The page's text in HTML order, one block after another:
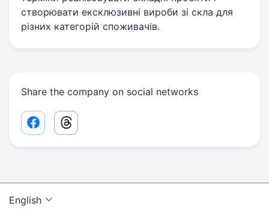
створювати ексклюзивні вироби зі скла для
різних категорій споживачів.
Share the company on social networks
Facebook share link
Threads share link
English